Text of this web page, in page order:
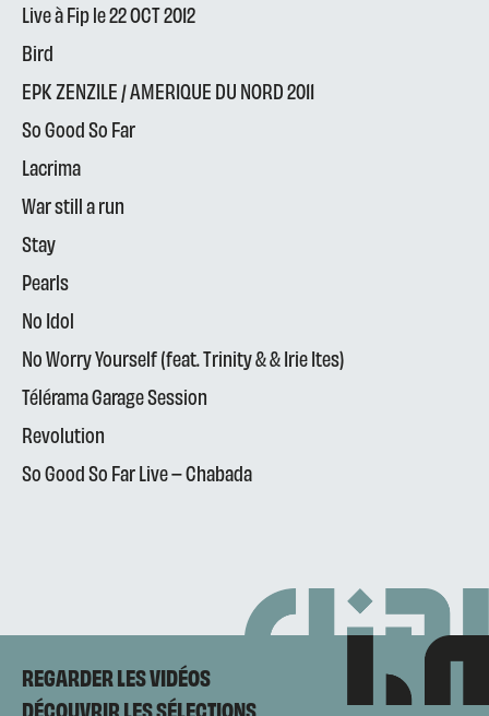
Live à Fip le 22 OCT 2012
Bird
EPK ZENZILE / AMERIQUE DU NORD 2011
So Good So Far
Lacrima
War still a run
Stay
Pearls
No Idol
No Worry Yourself (feat. Trinity & & Irie Ites)
Télérama Garage Session
Revolution
So Good So Far Live – Chabada
REGARDER LES VIDÉOS
DÉCOUVRIR LES SÉLECTIONS